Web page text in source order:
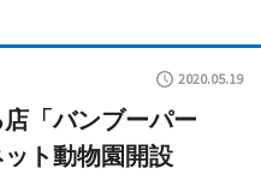
2020.05.19
「バンブーパー
ト動物園開設